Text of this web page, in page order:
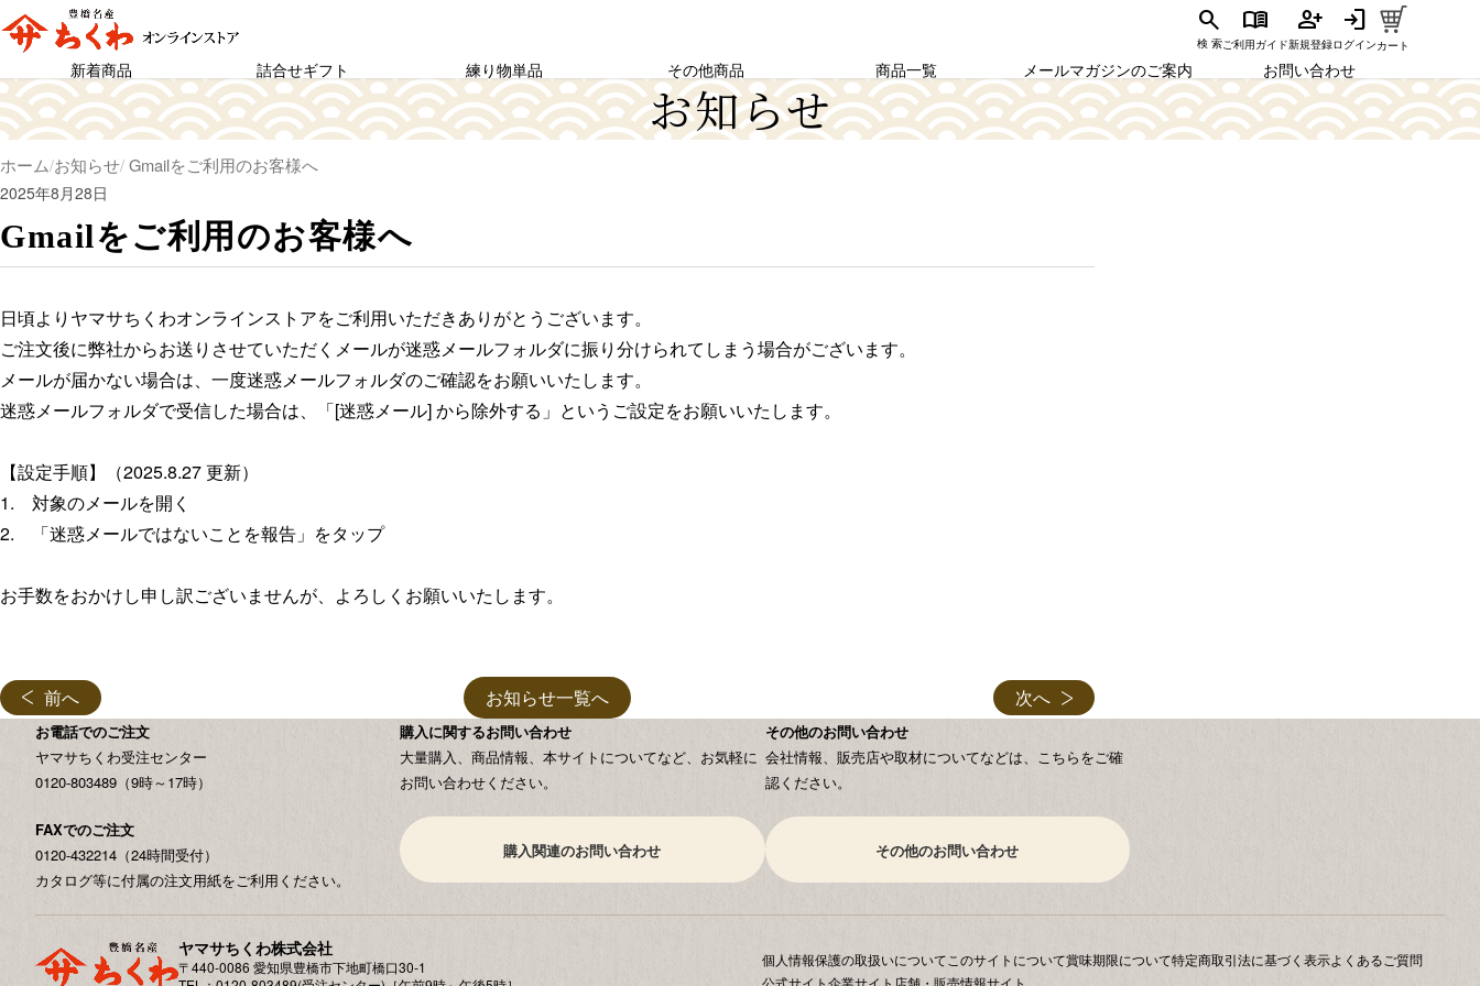
search
検 索
menu_book
ご利用ガイド
person_add
新規登録
login
ログインカート
新着商品 詰合せギフト 練り物単品 その他商品 商品一覧 メールマガジンのご案内 お問い合わせ
お知らせ
ホーム お知らせ Gmailをご利用のお客様へ
2025年8月28日
Gmailをご利用のお客様へ
日頃よりヤマサちくわオンラインストアをご利用いただきありがとうございます。
ご注文後に弊社からお送りさせていただくメールが迷惑メールフォルダに振り分けられてしまう場合がございます。
メールが届かない場合は、一度迷惑メールフォルダのご確認をお願いいたします。
迷惑メールフォルダで受信した場合は、「[迷惑メール] から除外する」というご設定をお願いいたします。
【設定手順】（2025.8.27 更新）
1. 対象のメールを開く
2. 「迷惑メールではないことを報告」をタップ
お手数をおかけし申し訳ございませんが、よろしくお願いいたします。
前へ お知らせ一覧へ 次へ
お電話でのご注文
ヤマサちくわ受注センター
0120-803489（9時～17時）
FAXでのご注文
0120-432214（24時間受付）
カタログ等に付属の注文用紙をご利用ください。
購入に関するお問い合わせ
大量購入、商品情報、本サイトについてなど、お気軽に
お問い合わせください。
購入関連のお問い合わせ
その他のお問い合わせ
会社情報、販売店や取材についてなどは、こちらをご確
認ください。
その他のお問い合わせ
ヤマサちくわ株式会社
〒440-0086 愛知県豊橋市下地町橋⼝30-1
個人情報保護の取扱いについて このサイトについて賞味期限について特定商取引法に基づく表示よくあるご質問
公式サイト企業サイト 店舗・販売情報サイト